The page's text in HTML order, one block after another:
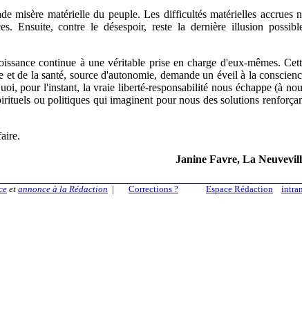
misère matérielle du peuple. Les difficultés matérielles accrues
Ensuite, contre le désespoir, reste la dernière illusion
continue à une véritable prise en charge d'eux-mêmes.
de la santé, source d'autonomie, demande un éveil à la
pour l'instant, la vraie liberté-responsabilité nous échappe (à
ou politiques qui imaginent pour nous des solutions
Janine Favre, La
Espace Rédaction
et annonce à la Rédaction | Corrections ?